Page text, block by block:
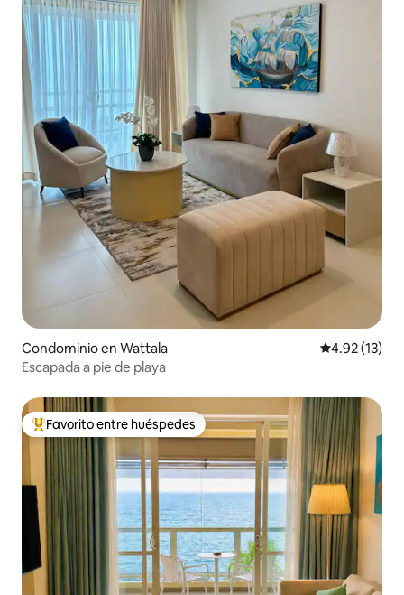
Condominio en Wattala Calificación
4.92 (13)
Escapada a pie de playa
De los mejores en Favorito entre huéspedes
Favorito entre huéspedes